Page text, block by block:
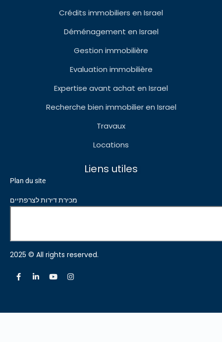
Crédits immobiliers en Israel
Déménagement en Israel
Gestion immobilière
Evaluation immobilière
Expertise avant achat en Israel
Recherche bien immobilier en Israel
Travaux
Locations
Liens utiles
Plan du site
מכירת דירות לצרפתיים
2025 © All rights reserved.